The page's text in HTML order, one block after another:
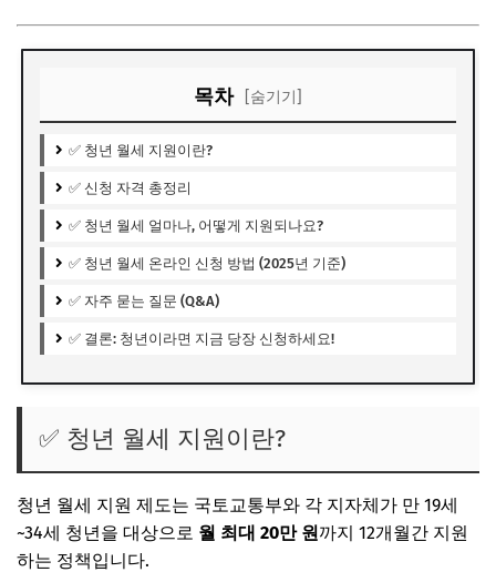
목차 [숨기기]
✅ 청년 월세 지원이란?
✅ 신청 자격 총정리
✅ 청년 월세 얼마나, 어떻게 지원되나요?
✅ 청년 월세 온라인 신청 방법 (2025년 기준)
✅ 자주 묻는 질문 (Q&A)
✅ 결론: 청년이라면 지금 당장 신청하세요!
✅ 청년 월세 지원이란?
청년 월세 지원 제도는 국토교통부와 각 지자체가 만 19세
~34세 청년을 대상으로 월 최대 20만 원까지 12개월간 지원
하는 정책입니다.